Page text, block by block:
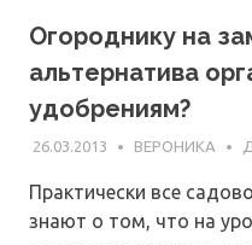
Огороднику на
альтернатива
удобрениям?
26.03.2013 ВЕРОНИКА
Практически все
знают о том, что на